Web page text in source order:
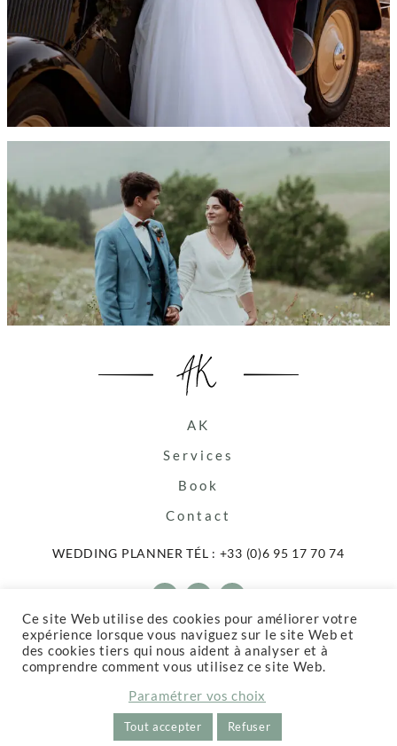
AK
Services
Book
Contact
WEDDING PLANNER TÉL : +33 (0)6 95 17 70 74
FacebookInstagramPinterest
© Anaïs Kauffmann
CGV
Mentions légales
Cookies
RéalisationComDZ.fr
Ce site Web utilise des cookies pour améliorer votre
expérience lorsque vous naviguez sur le site Web et
des cookies tiers qui nous aident à analyser et à
comprendre comment vous utilisez ce site Web.
Paramétrer vos choix
Tout accepter Refuser